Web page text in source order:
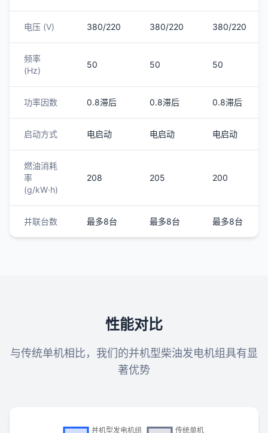
电压 (V) 380/220 380/220 380/220
频率
(Hz)
50 50 50
功率因数 0.8滞后 0.8滞后 0.8滞后
启动方式 电启动 电启动 电启动
燃油消耗
率
(g/kW·h)
208 205 200
并联台数 最多8台 最多8台 最多8台
性能对比
与传统单机相比，我们的并机型柴油发电机组具有显
著优势